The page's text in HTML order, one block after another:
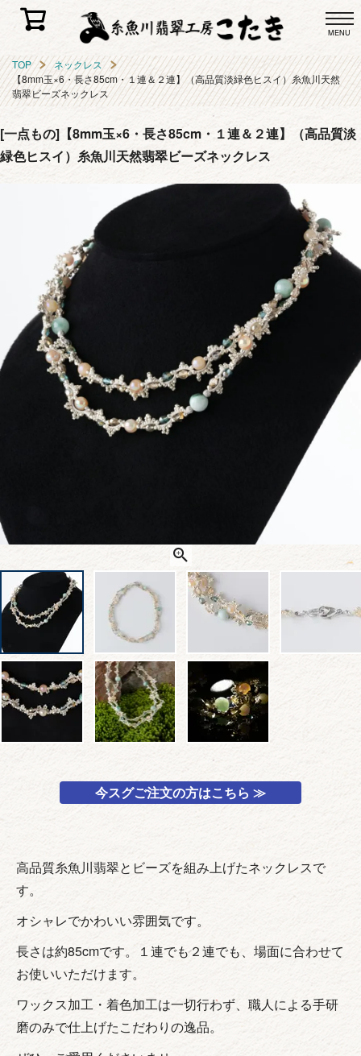
MENU
TOP
ネックレス
【8mm玉×6・長さ85cm・１連＆２連】（高品質淡緑色ヒスイ）糸魚川天然
翡翠ビーズネックレス
[一点もの]【8mm玉×6・長さ85cm・１連＆２連】（高品質淡
緑色ヒスイ）糸魚川天然翡翠ビーズネックレス
今スグご注文の方はこちら ≫
高品質糸魚川翡翠とビーズを組み上げたネックレスで
す。
オシャレでかわいい雰囲気です。
長さは約85cmです。１連でも２連でも、場面に合わせて
お使いいただけます。
ワックス加工・着色加工は一切行わず、職人による手研
磨のみで仕上げたこだわりの逸品。